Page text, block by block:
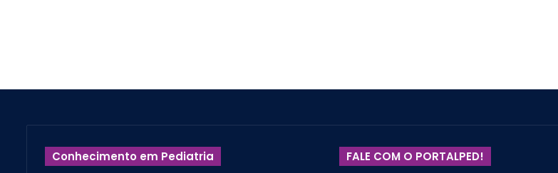
Conhecimento em Pediatria FALE COM O PORTALPED!